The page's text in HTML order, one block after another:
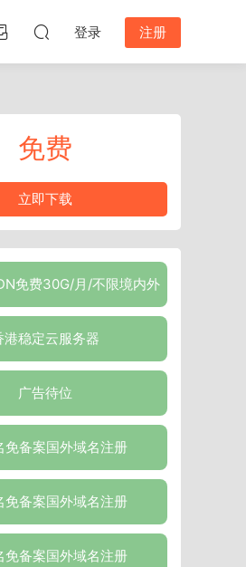
登录 注册
免费
立即下载
免费30G/月/不限境内外
港稳定云服务器
广告待位
免备案国外域名注册
免备案国外域名注册
免备案国外域名注册